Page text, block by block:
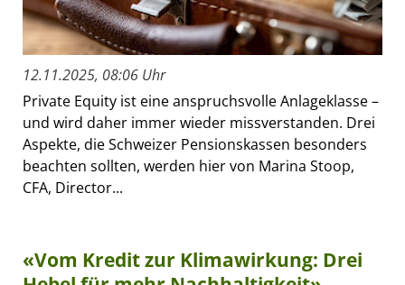
12.11.2025, 08:06 Uhr
Private Equity ist eine anspruchsvolle Anlageklasse –
und wird daher immer wieder missverstanden. Drei
Aspekte, die Schweizer Pensionskassen besonders
beachten sollten, werden hier von Marina Stoop,
CFA, Director...
«Vom Kredit zur Klimawirkung: Drei